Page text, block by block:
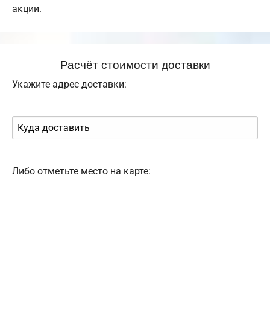
акции.
Расчёт стоимости доставки
Укажите адрес доставки:
Либо отметьте место на карте: